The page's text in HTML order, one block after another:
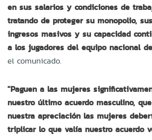
en sus salarios y condiciones de
tratando de proteger su monopolio,
ingresos masivos y su capacidad
a los jugadores del equipo nacional de
el comunicado.
"Paguen a las mujeres
nuestro último acuerdo masculino,
nuestra apreciación las mujeres
triplicar lo que valía nuestro acuerdo